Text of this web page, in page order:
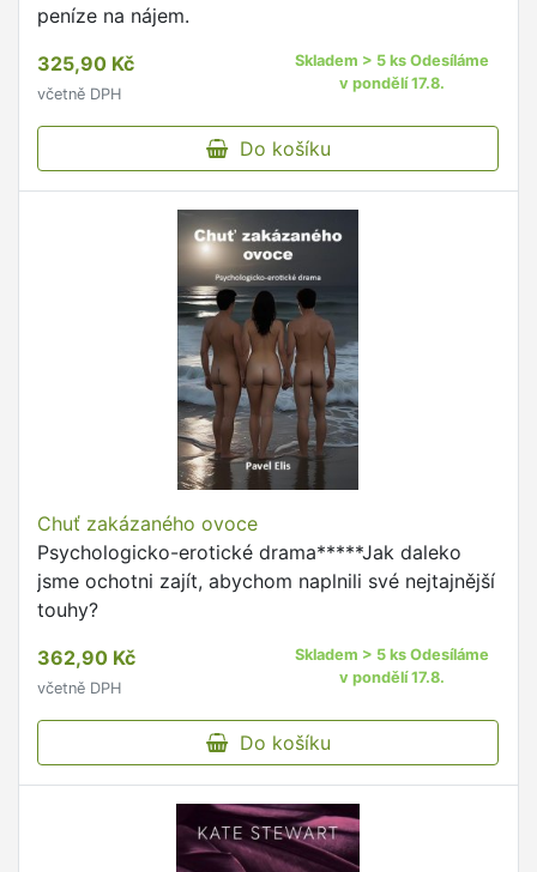
peníze na nájem.
325,90 Kč
včetně DPH
Skladem > 5 ks Odesíláme
v pondělí 17.8.
Do košíku
Chuť zakázaného ovoce
Psychologicko-erotické drama*****Jak daleko
jsme ochotni zajít, abychom naplnili své nejtajnější
touhy?
362,90 Kč
včetně DPH
Skladem > 5 ks Odesíláme
v pondělí 17.8.
Do košíku